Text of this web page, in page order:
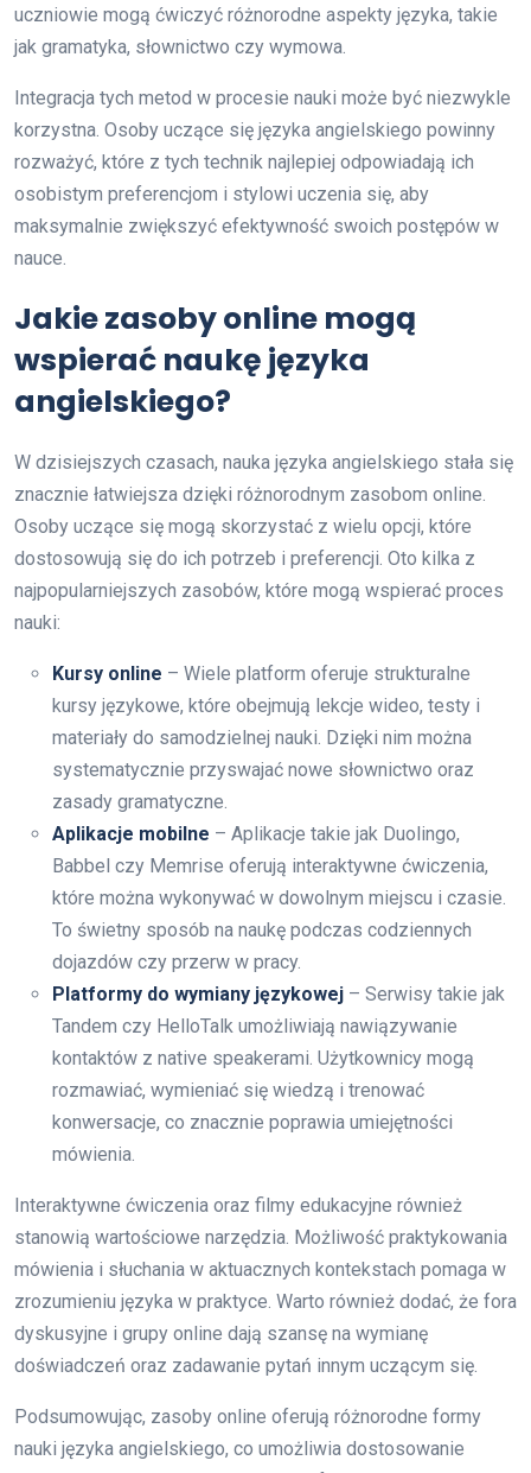
uczniowie mogą ćwiczyć różnorodne aspekty języka, takie
jak gramatyka, słownictwo czy wymowa.
Integracja tych metod w procesie nauki może być niezwykle
korzystna. Osoby uczące się języka angielskiego powinny
rozważyć, które z tych technik najlepiej odpowiadają ich
osobistym preferencjom i stylowi uczenia się, aby
maksymalnie zwiększyć efektywność swoich postępów w
nauce.
Jakie zasoby online mogą
wspierać naukę języka
angielskiego?
W dzisiejszych czasach, nauka języka angielskiego stała się
znacznie łatwiejsza dzięki różnorodnym zasobom online.
Osoby uczące się mogą skorzystać z wielu opcji, które
dostosowują się do ich potrzeb i preferencji. Oto kilka z
najpopularniejszych zasobów, które mogą wspierać proces
nauki:
Kursy online – Wiele platform oferuje strukturalne
kursy językowe, które obejmują lekcje wideo, testy i
materiały do samodzielnej nauki. Dzięki nim można
systematycznie przyswajać nowe słownictwo oraz
zasady gramatyczne.
Aplikacje mobilne – Aplikacje takie jak Duolingo,
Babbel czy Memrise oferują interaktywne ćwiczenia,
które można wykonywać w dowolnym miejscu i czasie.
To świetny sposób na naukę podczas codziennych
dojazdów czy przerw w pracy.
Platformy do wymiany językowej – Serwisy takie jak
Tandem czy HelloTalk umożliwiają nawiązywanie
kontaktów z native speakerami. Użytkownicy mogą
rozmawiać, wymieniać się wiedzą i trenować
konwersacje, co znacznie poprawia umiejętności
mówienia.
Interaktywne ćwiczenia oraz filmy edukacyjne również
stanowią wartościowe narzędzia. Możliwość praktykowania
mówienia i słuchania w aktuacznych kontekstach pomaga w
zrozumieniu języka w praktyce. Warto również dodać, że fora
dyskusyjne i grupy online dają szansę na wymianę
doświadczeń oraz zadawanie pytań innym uczącym się.
Podsumowując, zasoby online oferują różnorodne formy
nauki języka angielskiego, co umożliwia dostosowanie